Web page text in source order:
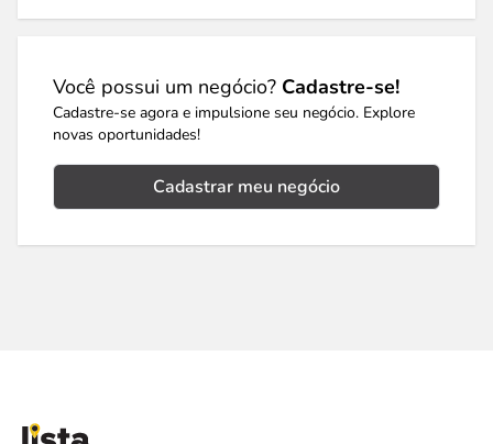
Você possui um negócio? Cadastre-se!
Cadastre-se agora e impulsione seu negócio. Explore
novas oportunidades!
Cadastrar meu negócio